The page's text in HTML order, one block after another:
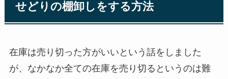
せどりの棚卸しをする方法
在庫は売り切った方がいいという話をしました
が、なかなか全ての在庫を売り切るというのは難